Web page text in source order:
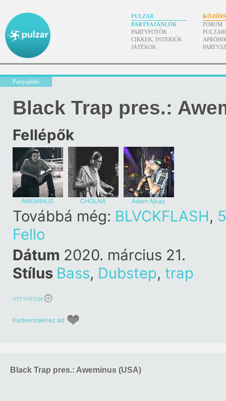
PULZAR
PARTYAJÁNLÓK
PARTYFOTÓK
CIKKEK, INTERJÚK
JÁTÉKOK
FÓRUM
Partyajánló
Black Trap pres.:
Fellépők
AWEMINUS CHOLNA Adam Ajkay
Továbbá még: BLVCKFLASH,
Fello
Dátum 2020. március 21.
Stílus Bass, Dubstep, trap
OTT VOLTAM
Kedvencekhez ad
Black Trap pres.: Aweminus (USA)